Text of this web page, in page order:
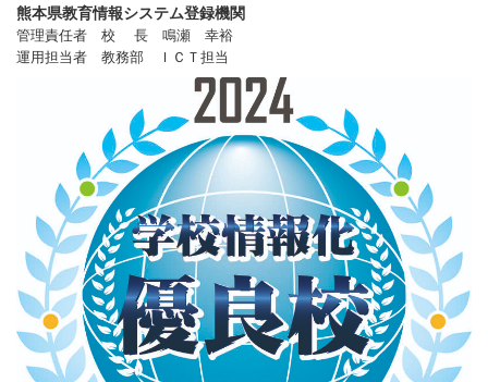
熊本県教育情報システム登録機関
管理責任者 校 長 鳴瀬 幸裕
運用担当者 教務部 ＩＣＴ担当